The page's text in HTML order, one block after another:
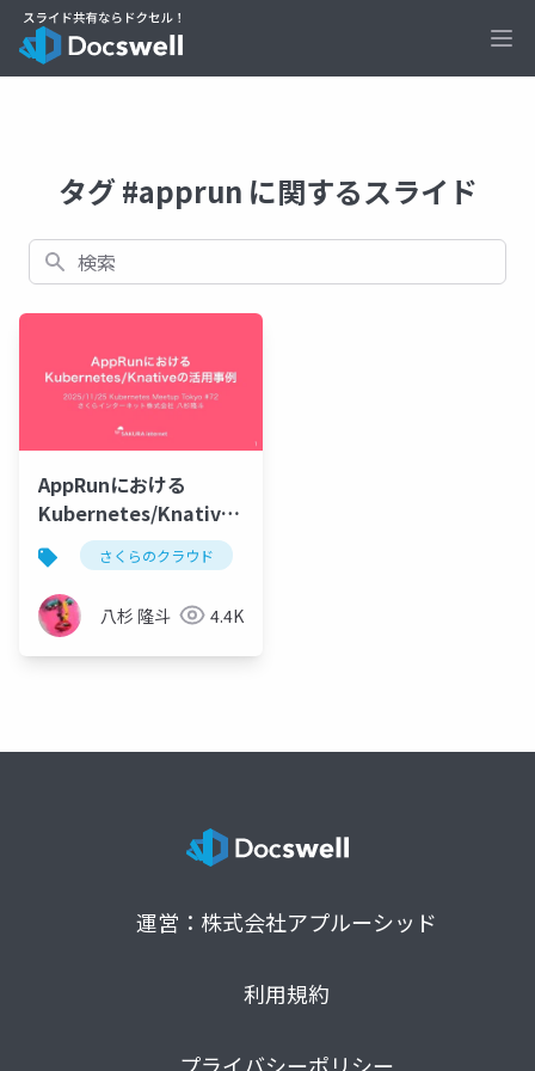
タグ #apprun に関するスライド
検索
AppRunにおける
Kubernetes/Knative
の活用事例さくらのクラウド
八杉 隆斗 4.4K
運営：株式会社アプルーシッド
利用規約
プライバシーポリシー